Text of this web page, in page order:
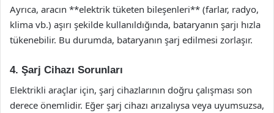
Ayrıca, aracın **elektrik tüketen bileşenleri** (farlar, radyo,
klima vb.) aşırı şekilde kullanıldığında, bataryanın şarjı hızla
tükenebilir. Bu durumda, bataryanın şarj edilmesi zorlaşır.
4. Şarj Cihazı Sorunları
Elektrikli araçlar için, şarj cihazlarının doğru çalışması son
derece önemlidir. Eğer şarj cihazı arızalıysa veya uyumsuzsa,